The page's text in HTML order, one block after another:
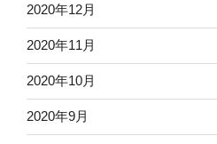
2020年12月
2020年11月
2020年10月
2020年9月